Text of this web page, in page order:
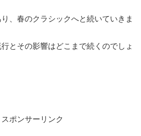
、春のクラシックへと続いていきま
とその影響はどこまで続くのでしょ
スポンサーリンク